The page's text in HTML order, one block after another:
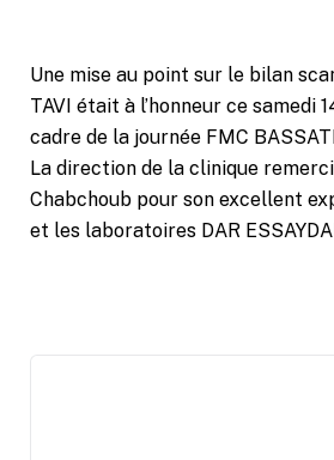
Une mise au point sur le bilan
TAVI était à l’honneur ce samedi
cadre de la journée FMC
La direction de la clinique
Chabchoub pour son excellent
et les laboratoires DAR